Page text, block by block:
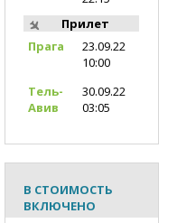
Прилет
Прага
23.09.22
10:00
Тель-
Авив
30.09.22
03:05
В СТОИМОСТЬ
ВКЛЮЧЕНО